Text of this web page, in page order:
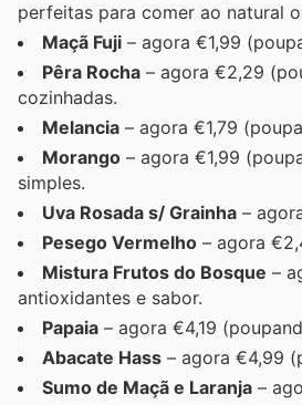
perfeitas para comer ao natural
Maçã Fuji – agora €1,99
Pêra Rocha – agora €2,29
cozinhadas.
Melancia – agora €1,79
Morango – agora €1,99
simples.
Uva Rosada s/ Grainha –
Pesego Vermelho – agora
Mistura Frutos do Bosque –
antioxidantes e sabor.
Papaia – agora €4,19
Abacate Hass – agora €4,99
Sumo de Maçã e Laranja –